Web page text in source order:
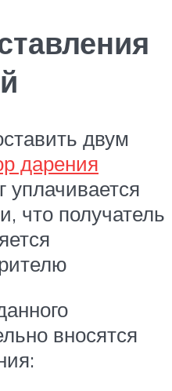
двум
дарения
уплачивается
что получатель
вносятся